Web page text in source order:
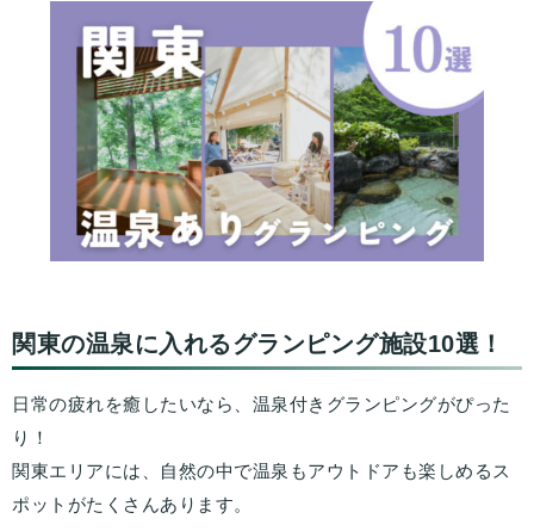
関東の温泉に入れるグランピング施設10選！
日常の疲れを癒したいなら、温泉付きグランピングがぴった
り！
関東エリアには、自然の中で温泉もアウトドアも楽しめるス
ポットがたくさんあります。